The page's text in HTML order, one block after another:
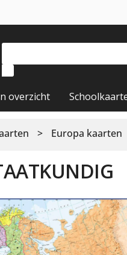
overzicht
> Europa kaarten